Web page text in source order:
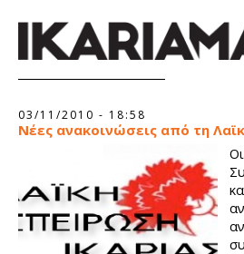
03/11/2010 - 18:58
Νέες ανακοινώσεις από τη